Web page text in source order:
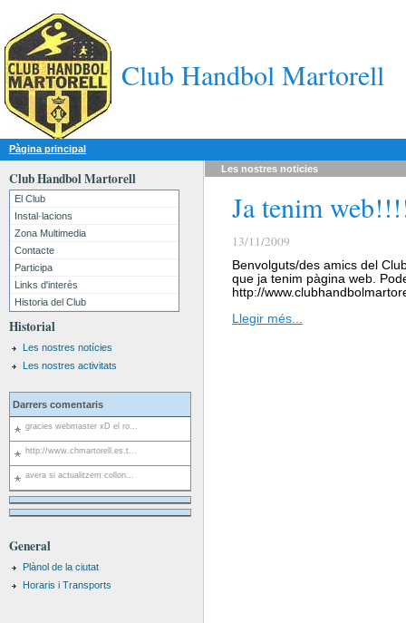
Club Handbol Martorell
Pàgina principal
Club Handbol Martorell
El Club
Instal·lacions
Zona Multimedia
Contacte
Participa
Links d'interès
Historia del Club
Historial
Les nostres notícies
Les nostres activitats
Darrers comentaris
gracies webmaster xD el ro...
http://www.chmartorell.es.t...
avera si actualitzem collon...
General
Plànol de la ciutat
Horaris i Transports
Les nostres noticies
Ja tenim
13/11/2009
Benvolguts/des amics del
que ja tenim pàgina web.
http://
Llegir més...